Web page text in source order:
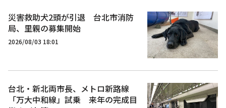
災害救助犬2頭が引退 台北市消防
局、里親の募集開始
2026/08/03 18:01
台北・新北両市長、メトロ新路線
「万大中和線」試乗 来年の完成目